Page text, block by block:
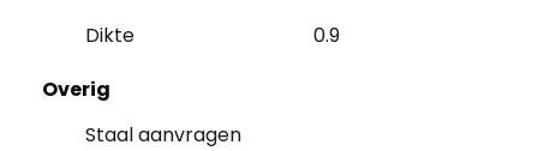
Dikte
0.9
Overig
Staal aanvragen